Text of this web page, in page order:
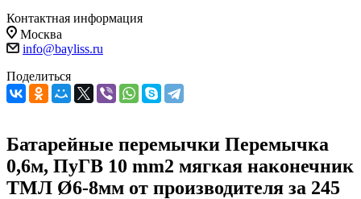
Контактная информация
Москва
info@bayliss.ru
Поделиться
Батарейные перемычки Перемычка
0,6м, ПуГВ 10 mm2 мягкая наконечник
ТМЛ Ø6-8мм от производителя за 245